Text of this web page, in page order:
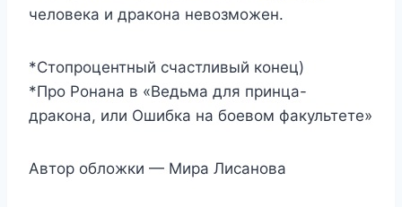
человека и дракона невозможен.
*Стопроцентный счастливый конец)
*Про Ронана в «Ведьма для принца-
дракона, или Ошибка на боевом факультете»
Автор обложки — Мира Лисанова